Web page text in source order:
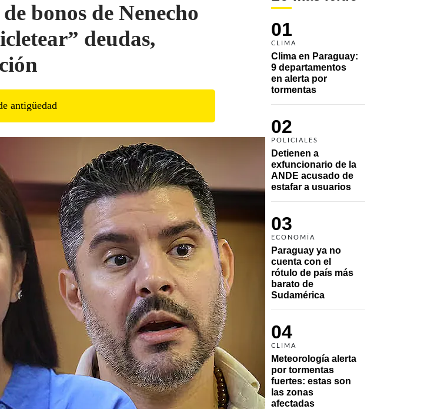
01
CLIMA
Clima en Paraguay:
9 departamentos
en alerta por
tormentas
02
POLICIALES
Detienen a
exfuncionario de la
ANDE acusado de
estafar a usuarios
03
ECONOMÍA
Paraguay ya no
cuenta con el
rótulo de país más
barato de
Sudamérica
04
CLIMA
Meteorología alerta
por tormentas
fuertes: estas son
las zonas
afectadas
bonos de Nenecho
deudas,
antigüedad